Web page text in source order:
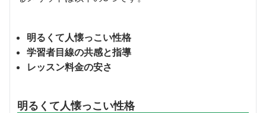
明るくて人懐っこい性格
学習者目線の共感と指導
レッスン料金の安さ
明るくて人懐っこい性格